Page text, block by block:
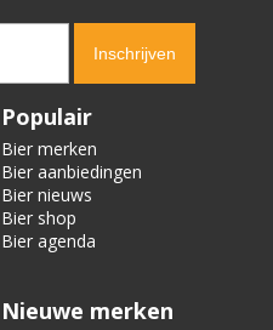
Populair
Bier merken
Bier aanbiedingen
Bier nieuws
Bier shop
Bier agenda
Nieuwe merken